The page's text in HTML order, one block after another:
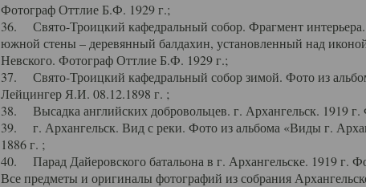
Фотограф Оттлие Б.Ф. 1929 г.;
36. Свято-Троицкий кафедральный собор. Фрагмент
южной стены – деревянный балдахин, установленный над
Невского. Фотограф Оттлие Б.Ф. 1929 г.;
37. Свято-Троицкий кафедральный собор зимой. Фото из
Лейцингер Я.И. 08.12.1898 г. ;
38. Высадка английских добровольцев. г. Архангельск. 1919
39. г. Архангельск. Вид с реки. Фото из альбома «Виды г.
1886 г. ;
40. Парад Дайеровского батальона в г. Архангельске. 1919 г.
Все предметы и оригиналы фотографий из собрания